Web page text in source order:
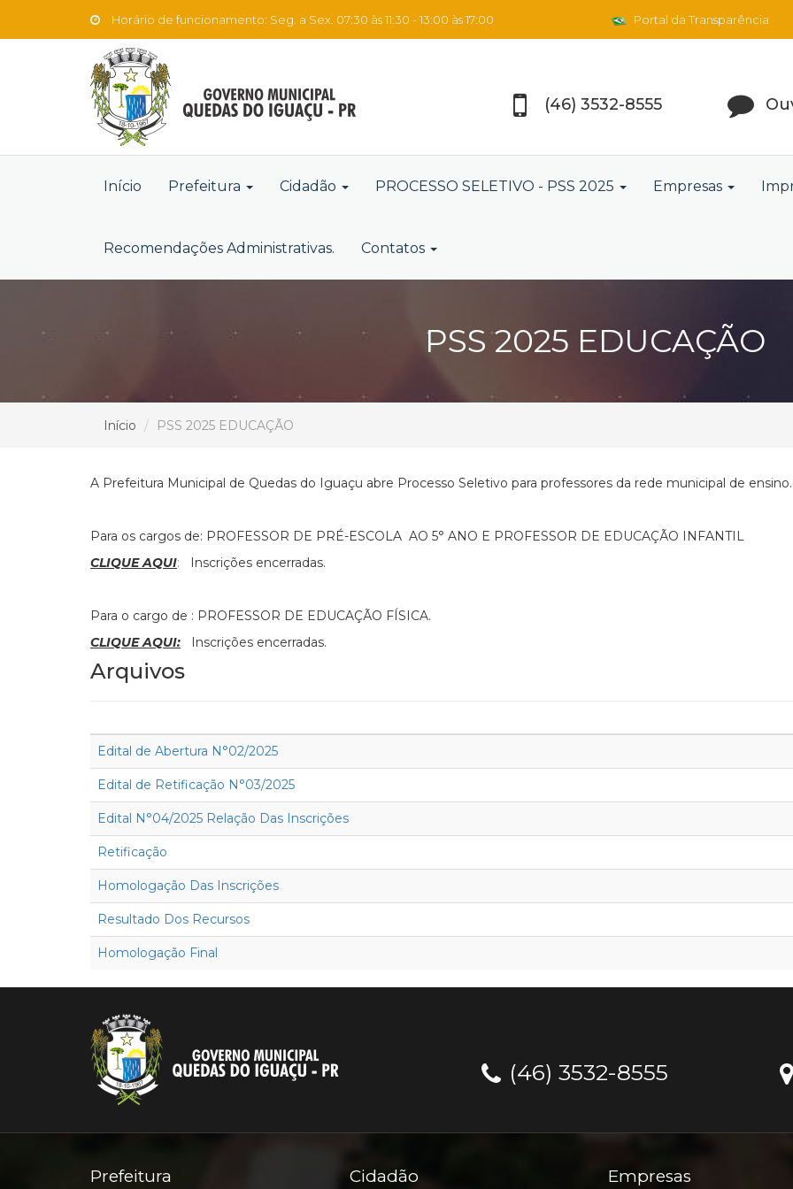
Horário de funcionamento: Seg. a Sex. 07:30 às 11:30 - 13:00 às 17:00 Portal da Transparência
(46) 3532-8555
Início Prefeitura Cidadão PROCESSO SELETIVO - PSS 2025 Empresas
Recomendações Administrativas. Contatos
PSS 2025 EDUCAÇÃO
Início PSS 2025 EDUCAÇÃO
A Prefeitura Municipal de Quedas do Iguaçu abre Processo Seletivo para professores da rede municipal de
Para os cargos de: PROFESSOR DE PRÉ-ESCOLA AO 5° ANO E PROFESSOR DE EDUCAÇÃO INFANTIL
CLIQUE AQUI: Inscrições encerradas.
Para o cargo de : PROFESSOR DE EDUCAÇÃO FÍSICA.
CLIQUE AQUI: Inscrições encerradas.
Arquivos
Edital de Abertura N°02/2025
Edital de Retificação N°03/2025
Edital N°04/2025 Relação Das Inscrições
Retificação
Homologação Das Inscrições
Resultado Dos Recursos
Homologação Final
(46) 3532-8555
Prefeitura Cidadão Empresas